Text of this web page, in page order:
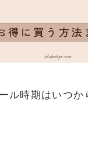
ル時期はいつ